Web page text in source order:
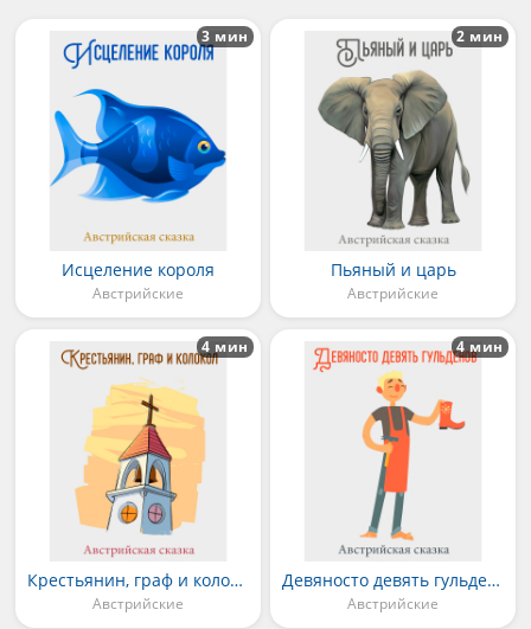
Исцеление короля
Австрийские
3 мин
Пьяный и царь
Австрийские
2 мин
Крестьянин, граф и колокол
Австрийские
4 мин
Девяносто девять гульденов
Австрийские
4 мин